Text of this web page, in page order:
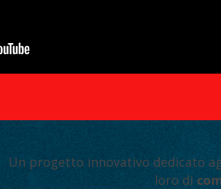
Un progetto innovativo dedicato
loro di